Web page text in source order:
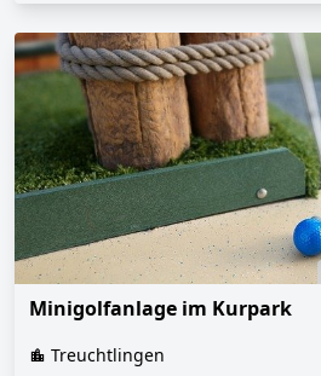
Minigolfanlage im Kurpark
Treuchtlingen